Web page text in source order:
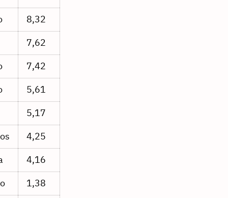
8,32
7,62
7,42
5,61
5,17
4,25
4,16
1,38